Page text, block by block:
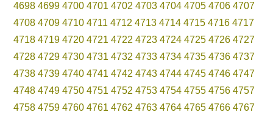
4698 4699 4700 4701 4702 4703 4704 4705 4706 4707
4708 4709 4710 4711 4712 4713 4714 4715 4716 4717
4718 4719 4720 4721 4722 4723 4724 4725 4726 4727
4728 4729 4730 4731 4732 4733 4734 4735 4736 4737
4738 4739 4740 4741 4742 4743 4744 4745 4746 4747
4748 4749 4750 4751 4752 4753 4754 4755 4756 4757
4758 4759 4760 4761 4762 4763 4764 4765 4766 4767